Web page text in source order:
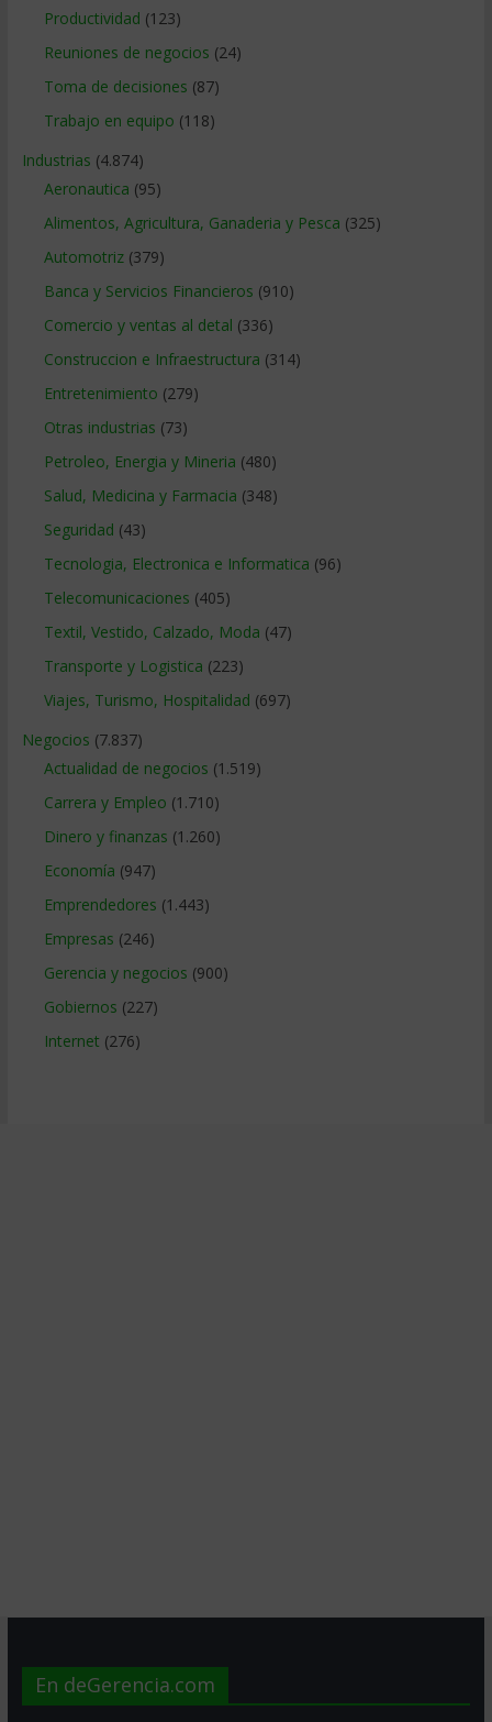
Productividad (123)
Reuniones de negocios (24)
Toma de decisiones (87)
Trabajo en equipo (118)
Industrias (4.874)
Aeronautica (95)
Alimentos, Agricultura, Ganaderia y Pesca (325)
Automotriz(379)
Banca y Servicios Financieros (910)
Comercio y ventas al detal (336)
Construccion e Infraestructura (314)
Entretenimiento (279)
Otras industrias (73)
Petroleo, Energia y Mineria (480)
Salud, Medicina y Farmacia (348)
Seguridad (43)
Tecnologia, Electronica e Informatica (96)
Telecomunicaciones (405)
Textil, Vestido, Calzado, Moda (47)
Transporte y Logistica (223)
Viajes, Turismo, Hospitalidad (697)
Negocios (7.837)
Actualidad de negocios (1.519)
Carrera y Empleo (1.710)
Dinero y finanzas (1.260)
Economía (947)
Emprendedores (1.443)
Empresas (246)
Gerencia y negocios (900)
Gobiernos (227)
Internet (276)
En deGerencia.com